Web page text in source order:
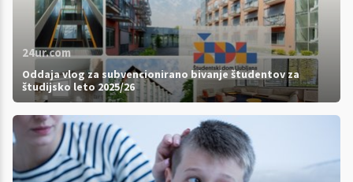
24ur.com
Oddaja vlog za subvencionirano bivanje študentov za
študijsko leto 2025/26